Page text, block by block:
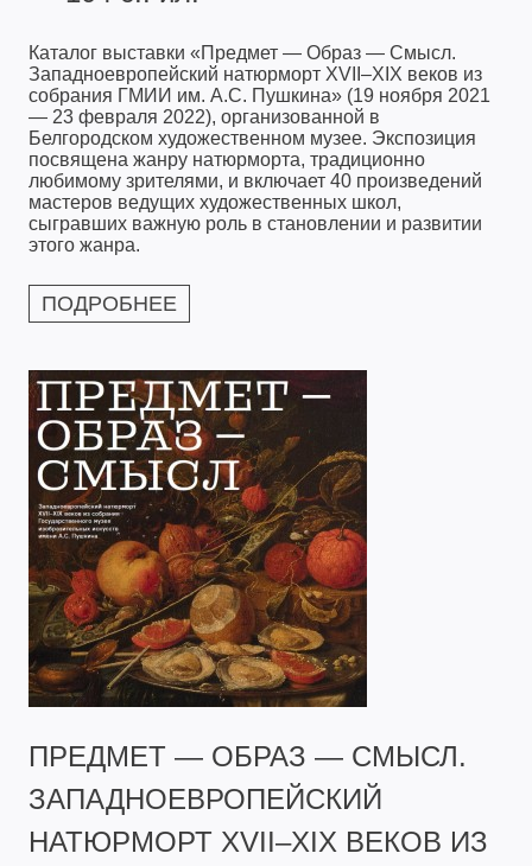
Каталог выставки «Предмет — Образ — Смысл.
Западноевропейский натюрморт XVII–XIX веков из
собрания ГМИИ им. А.С. Пушкина» (19 ноября 2021
— 23 февраля 2022), организованной в
Белгородском художественном музее. Экспозиция
посвящена жанру натюрморта, традиционно
любимому зрителями, и включает 40 произведений
мастеров ведущих художественных школ,
сыгравших важную роль в становлении и развитии
этого жанра.
ПОДРОБНЕЕ
ПРЕДМЕТ — ОБРАЗ — СМЫСЛ.
ЗАПАДНОЕВРОПЕЙСКИЙ
НАТЮРМОРТ XVII–XIX ВЕКОВ ИЗ